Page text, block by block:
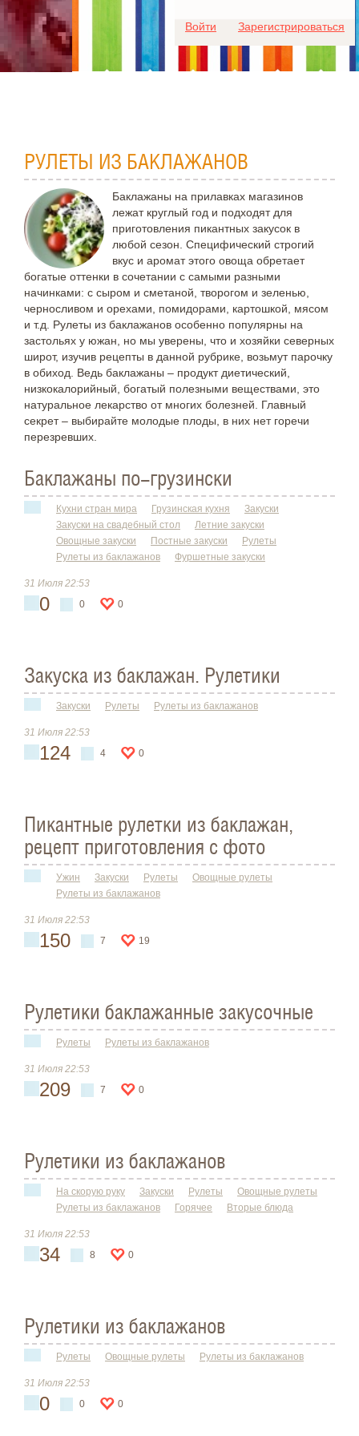
Войти Зарегистрироваться
РУЛЕТЫ ИЗ БАКЛАЖАНОВ
Баклажаны на прилавках магазинов
лежат круглый год и подходят для
приготовления пикантных закусок в
любой сезон. Специфический строгий
вкус и аромат этого овоща обретает
богатые оттенки в сочетании с самыми разными
начинками: с сыром и сметаной, творогом и зеленью,
черносливом и орехами, помидорами, картошкой, мясом
и т.д. Рулеты из баклажанов особенно популярны на
застольях у южан, но мы уверены, что и хозяйки северных
широт, изучив рецепты в данной рубрике, возьмут парочку
в обиход. Ведь баклажаны – продукт диетический,
низкокалорийный, богатый полезными веществами, это
натуральное лекарство от многих болезней. Главный
секрет – выбирайте молодые плоды, в них нет горечи
перезревших.
Баклажаны по-грузински
Кухни стран мира Грузинская кухня
Закуски
Закуски на свадебный стол
Летние закуски
Овощные закуски
Постные закуски
Рулеты
Рулеты из баклажанов
Фуршетные закуски
31 Июля 22:53
0 0 0
Закуска из баклажан. Рулетики
Закуски Рулеты Рулеты из баклажанов
31 Июля 22:53
124 4 0
Пикантные рулетки из баклажан,
рецепт приготовления с фото
Ужин Закуски Рулеты
Овощные рулеты
Рулеты из баклажанов
31 Июля 22:53
150 7 19
Рулетики баклажанные закусочные
Рулеты Рулеты из баклажанов
31 Июля 22:53
209 7 0
Рулетики из баклажанов
На скорую руку Закуски Рулеты
Овощные рулеты
Рулеты из баклажанов
Горячее Вторые блюда
31 Июля 22:53
34 8 0
Рулетики из баклажанов
Рулеты Овощные рулеты Рулеты из баклажанов
31 Июля 22:53
0 0 0
Для любых предложений по